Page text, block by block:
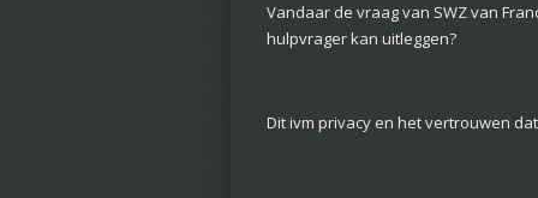
Vandaar de vraag van SWZ van
hulpvrager kan uitleggen?
Dit ivm privacy en het vertrouwen